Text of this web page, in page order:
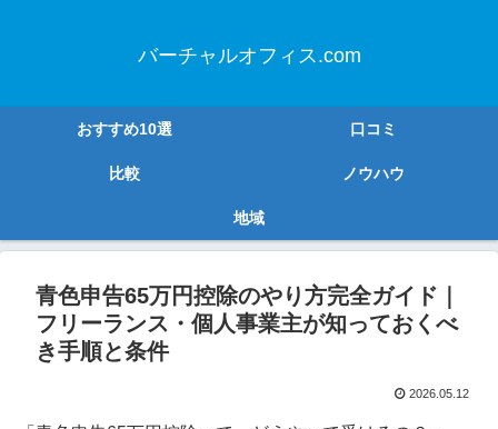
バーチャルオフィス.com
おすすめ10選 口コミ
比較 ノウハウ
地域
青色申告65万円控除のやり方完全ガイド｜
フリーランス・個人事業主が知っておくべ
き手順と条件
2026.05.12